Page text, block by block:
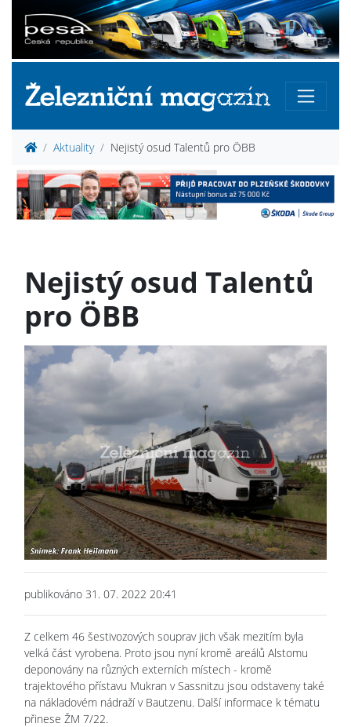
Aktuality Nejistý osud Talentů pro ÖBB
Nejistý osud Talentů
pro ÖBB
publikováno 31. 07. 2022 20:41
Z celkem 46 šestivozových souprav jich však mezitím byla
velká část vyrobena. Proto jsou nyní kromě areálů Alstomu
deponovány na různých externích místech - kromě
trajektového přístavu Mukran v Sassnitzu jsou odstaveny také
na nákladovém nádraží v Bautzenu. Další informace k tématu
přinese ŽM 7/22.